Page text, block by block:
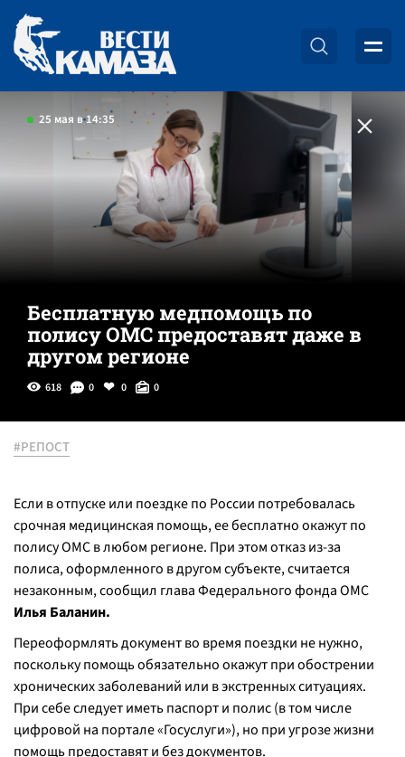
25 мая в 14:35
Бесплатную медпомощь по
полису ОМС предоставят даже в
другом регионе
618 0 0 0
#РЕПОСТ
Если в отпуске или поездке по России потребовалась
срочная медицинская помощь, ее бесплатно окажут по
полису ОМС в любом регионе. При этом отказ из-за
полиса, оформленного в другом субъекте, считается
незаконным, сообщил глава Федерального фонда ОМС
Илья Баланин.
Переоформлять документ во время поездки не нужно,
поскольку помощь обязательно окажут при обострении
хронических заболеваний или в экстренных ситуациях.
При себе следует иметь паспорт и полис (в том числе
цифровой на портале «Госуслуги»), но при угрозе жизни
помощь предоставят и без документов.